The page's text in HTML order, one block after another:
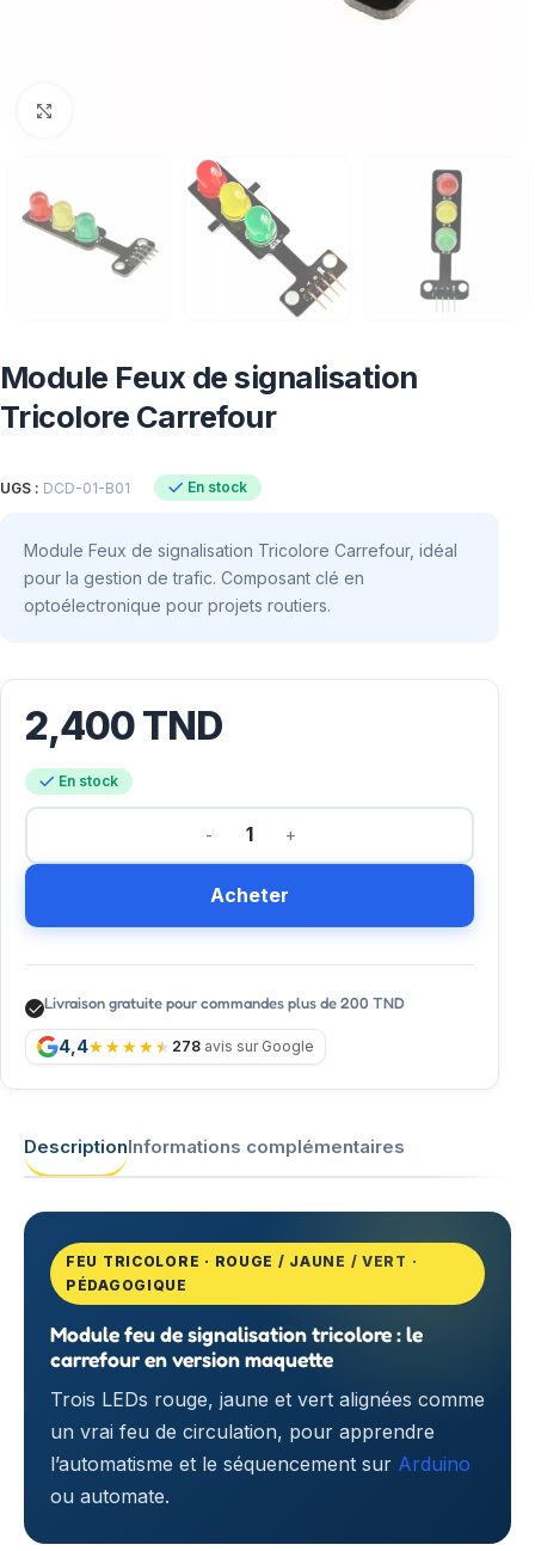
Module Feux de signalisation
Tricolore Carrefour
UGS : DCD-01-B01 En stock
Module Feux de signalisation Tricolore Carrefour, idéal
pour la gestion de trafic. Composant clé en
optoélectronique pour projets routiers.
2,400TND
En stock
Acheter
Livraison gratuite pour commandes plus de 200 TND
4,4 278 avis sur Google
DescriptionInformations complémentaires
FEU TRICOLORE · ROUGE / JAUNE / VERT ·
PÉDAGOGIQUE
Module feu de signalisation tricolore : le
carrefour en version maquette
Trois LEDs rouge, jaune et vert alignées comme
un vrai feu de circulation, pour apprendre
l’automatisme et le séquencement sur Arduino
ou automate.